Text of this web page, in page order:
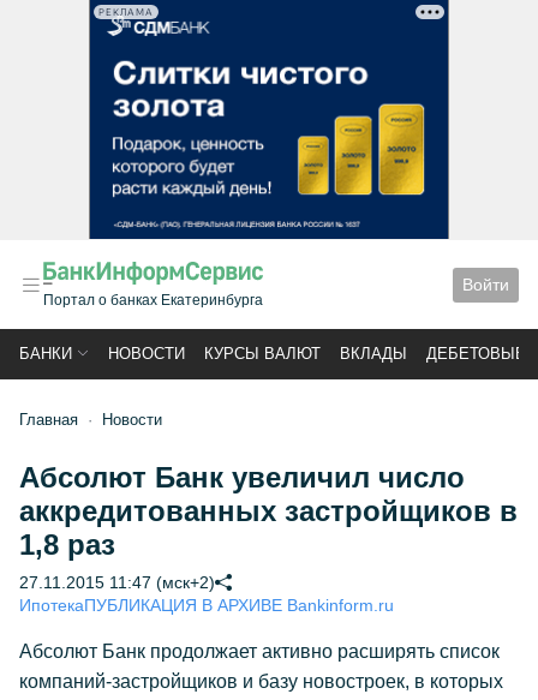
РЕКЛАМА
Портал о банках Екатеринбурга
Войти
БАНКИ НОВОСТИ КУРСЫ ВАЛЮТ ВКЛАДЫ ДЕБЕТОВЫЕ
Главная Новости
Абсолют Банк увеличил число
аккредитованных застройщиков в
1,8 раз
27.11.2015 11:47 (мск+2)
ИпотекаПУБЛИКАЦИЯ В АРХИВЕ Bankinform.ru
Абсолют Банк продолжает активно расширять список
компаний-застройщиков и базу новостроек, в которых